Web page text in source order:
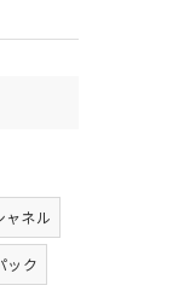
ャネル
ック